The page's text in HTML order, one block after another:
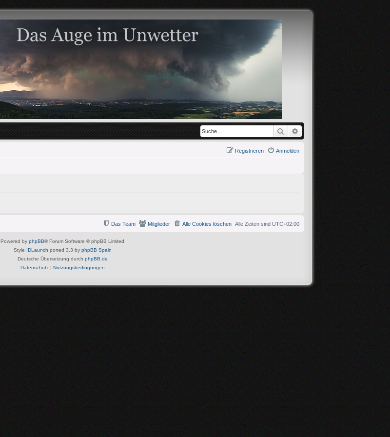
Suche
Anmelden
Registrieren
Alle Zeiten sind UTC+02:00
Alle Cookies löschen
Mitglieder
Das Team
Powered by phpBB® Forum Software © phpBB Limited
Style IDLaunch ported 3.3 by phpBB Spain
Deutsche Übersetzung durch phpBB.de
Datenschutz| Nutzungsbedingungen